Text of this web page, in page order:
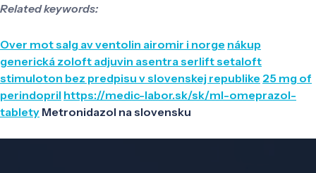
Related keywords:
Over mot salg av ventolin airomir i norge nákup
generická zoloft adjuvin asentra serlift setaloft
stimuloton bez predpisu v slovenskej republike 25 mg of
perindopril https://medic-labor.sk/sk/ml-omeprazol-
tablety Metronidazol na slovensku